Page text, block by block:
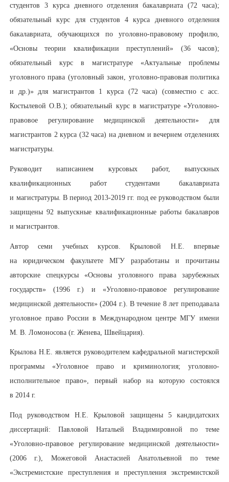
студентов 3 курса дневного отделения бакалавриата (72 часа);
обязательный курс для студентов 4 курса дневного отделения
бакалавриата, обучающихся по уголовно-правовому профилю,
«Основы теории квалификации преступлений» (36 часов);
обязательный курс в магистратуре «Актуальные проблемы
уголовного права (уголовный закон, уголовно-правовая политика
и др.)» для магистрантов 1 курса (72 часа) (совместно с асс.
Костылевой О.В.); обязательный курс в магистратуре «Уголовно-
правовое регулирование медицинской деятельности» для
магистрантов 2 курса (32 часа) на дневном и вечернем отделениях
магистратуры.
Руководит написанием курсовых работ, выпускных
квалификационных работ студентами бакалавриата
и магистратуры. В период 2013-2019 гг. под ее руководством были
защищены 92 выпускные квалификационные работы бакалавров
и магистрантов.
Автор семи учебных курсов. Крыловой Н.Е. впервые
на юридическом факультете МГУ разработаны и прочитаны
авторские спецкурсы «Основы уголовного права зарубежных
государств» (1996 г.) и «Уголовно-правовое регулирование
медицинской деятельности» (2004 г.). В течение 8 лет преподавала
уголовное право России в Международном центре МГУ имени
М. В. Ломоносова (г. Женева, Швейцария).
Крылова Н.Е. является руководителем кафедральной магистерской
программы «Уголовное право и криминология; уголовно-
исполнительное право», первый набор на которую состоялся
в 2014 г.
Под руководством Н.Е. Крыловой защищены 5 кандидатских
диссертаций: Павловой Натальей Владимировной по теме
«Уголовно-правовое регулирование медицинской деятельности»
(2006 г.), Можеговой Анастасией Анатольевной по теме
«Экстремистские преступления и преступления экстремистской